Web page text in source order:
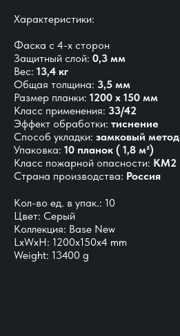
Характеристики:
Фаска с 4-х сторон
Защитный слой: 0,3 мм
Вес: 13,4 кг
Общая толщина: 3,5 мм
Размер планки: 1200 х 150 мм
Класс применения: 33/42
Эффект обработки: тиснение
Способ укладки: замковый метод
Упаковка: 10 планок ( 1,8 м²)
Класс пожарной опасности: КМ2
Страна производства: Россия
Кол-во ед. в упак.: 10
Цвет: Серый
Коллекция: Base New
LxWxH: 1200x150x4 mm
Weight: 13400 g